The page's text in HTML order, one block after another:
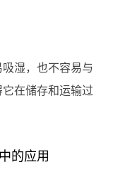
湿，也不容易与
在储存和运输过
的应用